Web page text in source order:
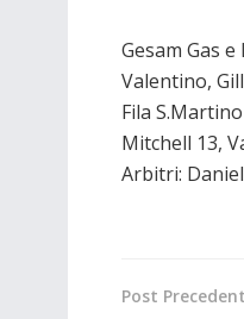
Gesam Gas
Valentino,
Fila
Mitchell 13,
Arbitri:
Post